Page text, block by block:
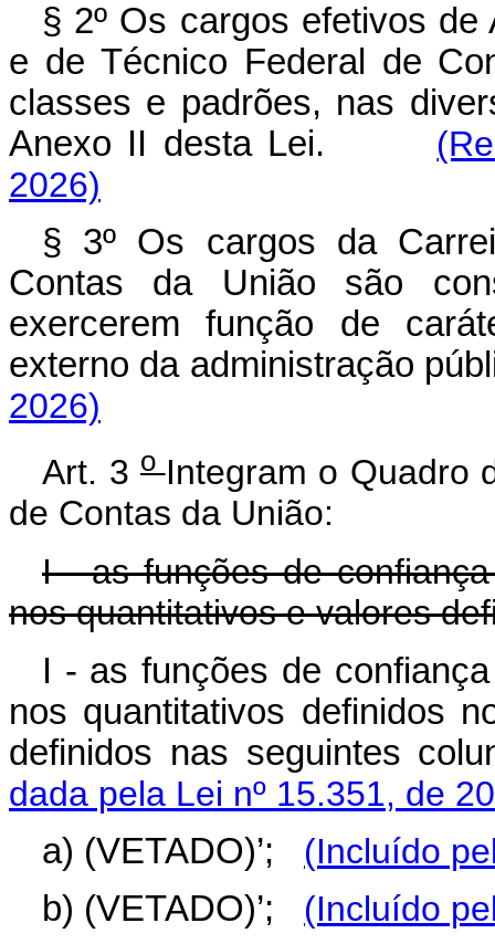
§ 2º Os cargos efetivos
e de Técnico Federal de
classes e padrões, nas
Anexo II desta Lei.
2026)
§ 3º Os cargos da
Contas da União são
exercerem função de
externo da administração
2026)
Art. 3o Integram o Quadro
de Contas da União:
I - as funções de
nos quantitativos e valores
I - as funções de
nos quantitativos definidos
definidos nas seguintes
dada pela Lei nº 15.351, de
a) (VETADO)’;
(Incluído
b) (VETADO)’;
(Incluído